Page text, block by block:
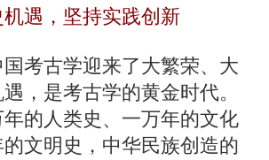
遇，坚持实践创新
古学迎来了大繁荣、大
，是考古学的黄金时代。
的人类史、一万年的文化
文明史，中华民族创造的